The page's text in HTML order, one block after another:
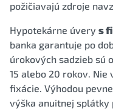
požičiavajú zdroje
Hypotekárne úvery s
banka garantuje po
úrokových sadzieb sú
15 alebo 20 rokov.
fixácie. Výhodou
výška anuitnej splátky